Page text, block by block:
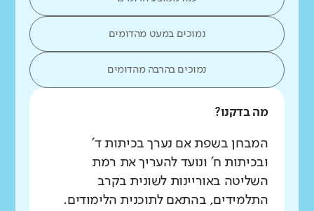
נמוכים במעט מהדומים
נמוכים בהרבה מהדומים
מה בדקנו?
המבחן בשפת אם נערך בכיתות ד'
ובכיתות ח' ונועד להעריך את רמת
השליטה באוריינות לשונית בקרב
התלמידים, בהתאם לתוכנית הלימודים.